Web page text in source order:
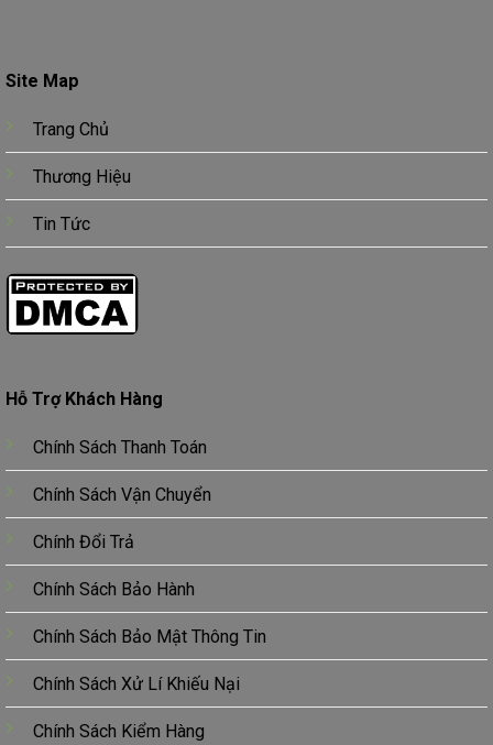
Site Map
Trang Chủ
Thương Hiệu
Tin Tức
Hỗ Trợ Khách Hàng
Chính Sách Thanh Toán
Chính Sách Vận Chuyển
Chính Đổi Trả
Chính Sách Bảo Hành
Chính Sách Bảo Mật Thông Tin
Chính Sách Xử Lí Khiếu Nại
Chính Sách Kiểm Hàng